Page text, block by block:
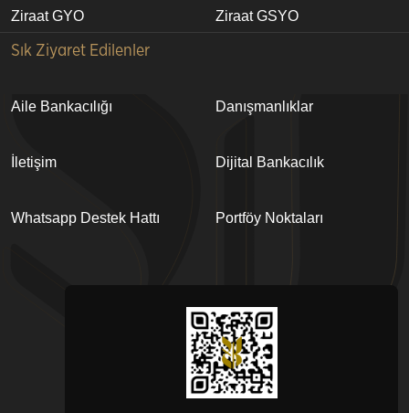
Ziraat GYO Ziraat GSYO
Sık Ziyaret Edilenler
Aile Bankacılığı Danışmanlıklar
İletişim Dijital Bankacılık
Whatsapp Destek Hattı Portföy Noktaları